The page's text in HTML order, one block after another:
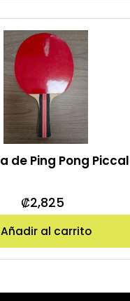
de Ping Pong
₡2,825
Añadir al carrito